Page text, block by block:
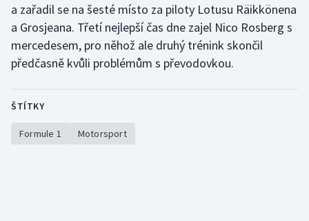
a zařadil se na šesté místo za piloty Lotusu Räikkönena
a Grosjeana. Třetí nejlepší čas dne zajel Nico Rosberg s
mercedesem, pro něhož ale druhý trénink skončil
předčasně kvůli problémům s převodovkou.
ŠTÍTKY
Formule 1 Motorsport